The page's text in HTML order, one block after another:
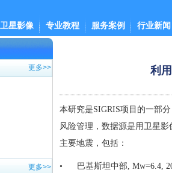
卫星影像 专业教程 服务案例 行业新闻
更多>>
更多>>
利
本研究是SIGRIS项目的一部
风险管理，数据源是用卫星
主要地震，包括：
• 巴基斯坦中部, Mw=6.4,